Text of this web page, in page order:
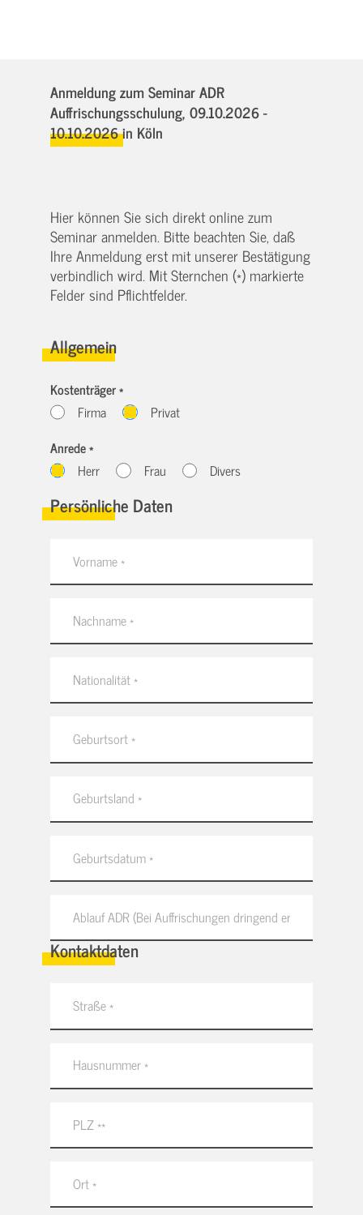
Anmeldung zum Seminar ADR
Auffrischungsschulung, 09.10.2026 -
10.10.2026in Köln
Hier können Sie sich direkt online zum
Seminar anmelden. Bitte beachten Sie, daß
Ihre Anmeldung erst mit unserer Bestätigung
verbindlich wird. Mit Sternchen (*) markierte
Felder sind Pflichtfelder.
Allgemein
Kostenträger *
Firma
Privat
Anrede *
Herr
Frau Divers
Persönliche Daten
Kontaktdaten